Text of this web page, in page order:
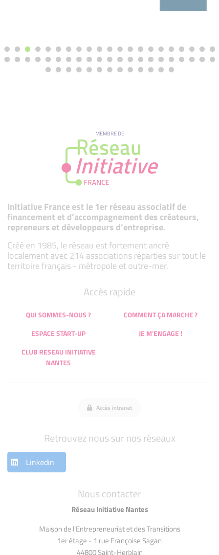
MEMBRE DE
Initiative France est le 1er réseau associatif de
financement et d’accompagnement des créateurs,
repreneurs et développeurs d’entreprise.
Créé en 1985, le réseau est fortement ancré
localement avec 214 associations réparties sur tout le
territoire français - métropole et outre-mer.
Nous contacter
Réseau Initiative Nantes
Maison de l'Entrepreneuriat et des Transitions
1er étage - 1 rue Françoise Sagan
44800 Saint-Herblain
Accès rapide
QUI SOMMES-NOUS ?
COMMENT ÇA MARCHE ?
ESPACE START-UP
JE M'ENGAGE !
CLUB RESEAU INITIATIVE
NANTES
Accès intranet
Retrouvez nous sur nos réseaux
Linkedin